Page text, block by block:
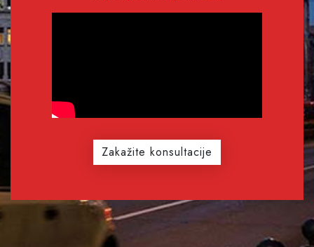
Zakažite konsultacije